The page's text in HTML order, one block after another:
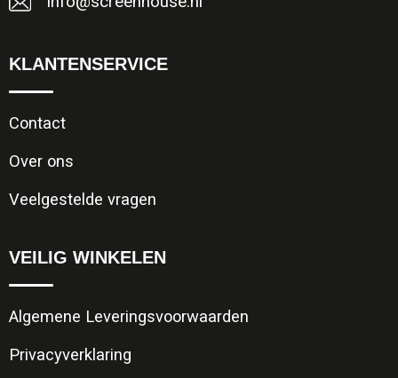
KLANTENSERVICE
Contact
Over ons
Veelgestelde vragen
VEILIG WINKELEN
Algemene Leveringsvoorwaarden
Privacyverklaring